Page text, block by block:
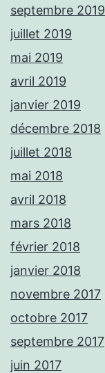
septembre 2019
juillet 2019
mai 2019
avril 2019
janvier 2019
décembre 2018
juillet 2018
mai 2018
avril 2018
mars 2018
février 2018
janvier 2018
novembre 2017
octobre 2017
septembre 2017
juin 2017